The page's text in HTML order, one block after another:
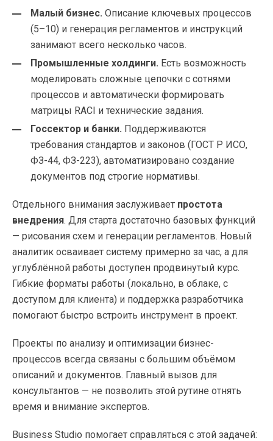
Малый бизнес. Описание ключевых процессов
(5–10) и генерация регламентов и инструкций
занимают всего несколько часов.
Промышленные холдинги. Есть возможность
моделировать сложные цепочки с сотнями
процессов и автоматически формировать
матрицы RACI и технические задания.
Госсектор и банки. Поддерживаются
требования стандартов и законов (ГОСТ Р ИСО,
ФЗ-44, ФЗ-223), автоматизировано создание
документов под строгие нормативы.
Отдельного внимания заслуживает простота
внедрения. Для старта достаточно базовых функций
— рисования схем и генерации регламентов. Новый
аналитик осваивает систему примерно за час, а для
углублённой работы доступен продвинутый курс.
Гибкие форматы работы (локально, в облаке, с
доступом для клиента) и поддержка разработчика
помогают быстро встроить инструмент в проект.
Проекты по анализу и оптимизации бизнес-
процессов всегда связаны с большим объёмом
описаний и документов. Главный вызов для
консультантов — не позволить этой рутине отнять
время и внимание экспертов.
Business Studio помогает справляться с этой задачей: